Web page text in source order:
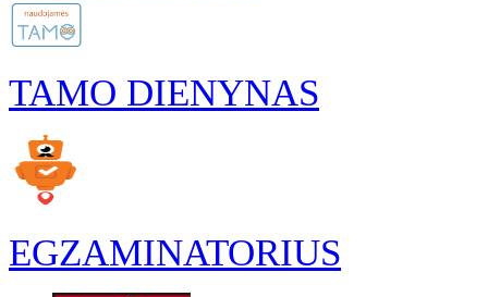
TAMO DIENYNAS
EGZAMINATORIUS